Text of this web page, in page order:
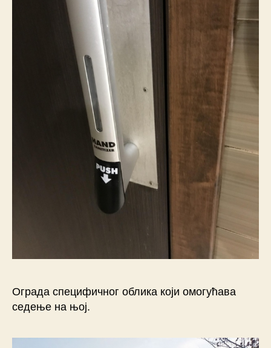
Ограда специфичног облика који омогућава
седење на њој.